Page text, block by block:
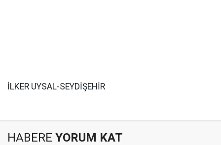
İLKER UYSAL-SEYDİŞEHİR
HABERE YORUM KAT